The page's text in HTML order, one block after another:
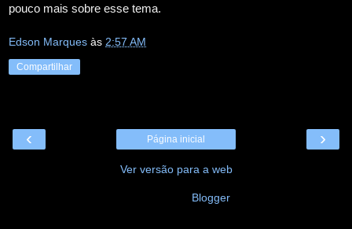
pouco mais sobre esse tema.
Edson Marques às 2:57 AM
Compartilhar
‹ ›
Página inicial
Ver versão para a web
Blogger.